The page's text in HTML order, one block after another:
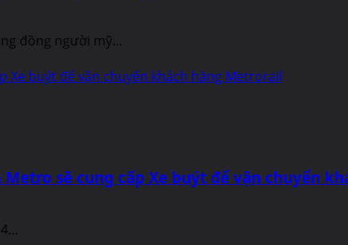
đồng người mỹ...
Xe buýt để vận chuyển khách hàng Metrorail
sẽ cung cấp Xe buýt để vận chuyển